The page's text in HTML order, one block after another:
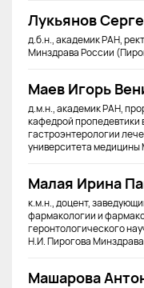
Лукьянов
д.б.н., академик РАН,
Минздрава России
Маев Игорь
д.м.н., академик РАН,
кафедрой пропедевтики
гастроэнтерологии
университета медицины
Малая Ирина
к.м.н., доцент,
фармакологии и
геронтологического
Н.И. Пирогова
Машарова